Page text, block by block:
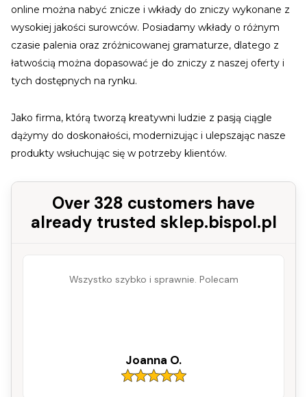
online można nabyć znicze i wkłady do zniczy wykonane z
wysokiej jakości surowców. Posiadamy wkłady o różnym
czasie palenia oraz zróżnicowanej gramaturze, dlatego z
łatwością można dopasować je do zniczy z naszej oferty i
tych dostępnych na rynku.
Jako firma, którą tworzą kreatywni ludzie z pasją ciągle
dążymy do doskonałości, modernizując i ulepszając nasze
produkty wsłuchując się w potrzeby klientów.
Over 328 customers have
already trusted sklep.bispol.pl
Wszystko szybko i sprawnie. Polecam
Joanna O.